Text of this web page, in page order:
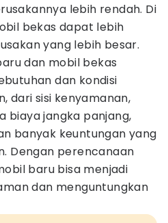
lebih rendah. Di
bekas dapat lebih
yang lebih besar.
dan mobil bekas
dan kondisi
dari sisi kenyamanan,
biaya jangka panjang,
banyak keuntungan yang
Dengan perencanaan
baru bisa menjadi
dan menguntungkan